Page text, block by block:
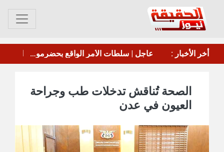
أخر الأخبار : إخماد حريق في منشأة تابعة لأرامكو السعودية بجيزان
الصحة تُناقش تدخلات طب وجراحة
العيون في عدن